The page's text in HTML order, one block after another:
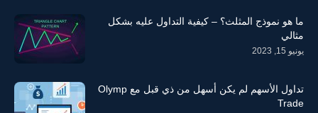
ما هو نموذج المثلث؟ – كيفية التداول عليه بشكل
مثالي
يونيو 15, 2023
تداول الأسهم لم يكن أسهل من ذي قبل مع Olymp
Trade